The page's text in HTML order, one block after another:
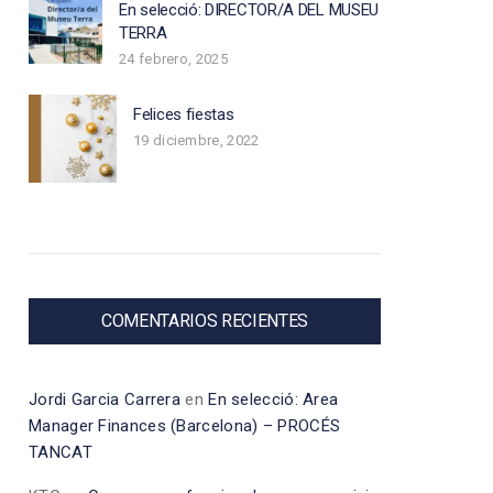
En selecció: DIRECTOR/A DEL MUSEU
TERRA
24 febrero, 2025
Felices fiestas
19 diciembre, 2022
COMENTARIOS RECIENTES
Jordi Garcia Carrera enEn selecció: Area
Manager Finances (Barcelona) – PROCÉS
TANCAT